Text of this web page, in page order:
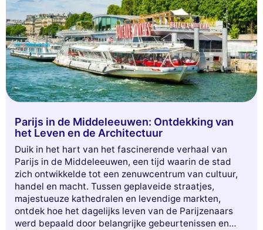
Parijs in de Middeleeuwen: Ontdekking van
het Leven en de Architectuur
Duik in het hart van het fascinerende verhaal van
Parijs in de Middeleeuwen, een tijd waarin de stad
zich ontwikkelde tot een zenuwcentrum van cultuur,
handel en macht. Tussen geplaveide straatjes,
majestueuze kathedralen en levendige markten,
ontdek hoe het dagelijks leven van de Parijzenaars
werd bepaald door belangrijke gebeurtenissen en